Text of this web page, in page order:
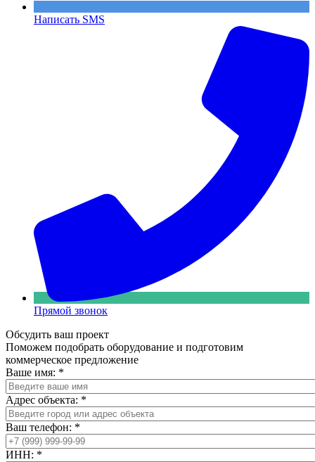
Написать SMS
Прямой звонок
Обсудить ваш проект
Поможем подобрать оборудование и подготовим
коммерческое предложение
Ваше имя: *
Адрес объекта: *
Ваш телефон: *
ИНН: *